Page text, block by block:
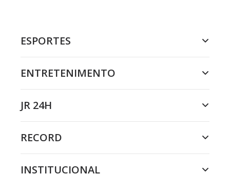
ESPORTES
ENTRETENIMENTO
JR 24H
RECORD
INSTITUCIONAL